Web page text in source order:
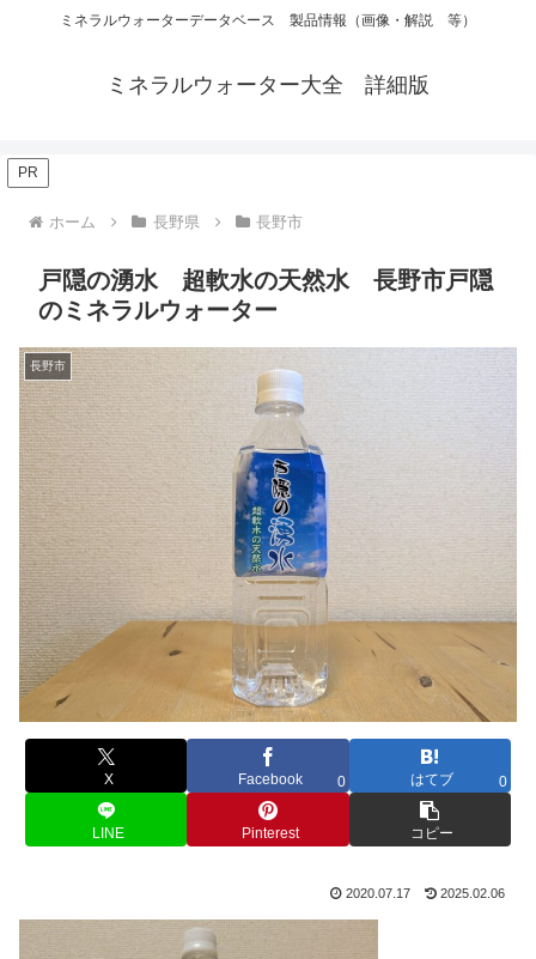
ミネラルウォーターデータベース 製品情報（画像・解説 等）
ミネラルウォーター大全 詳細版
PR
ホーム 長野県 長野市
戸隠の湧水 超軟水の天然水 長野市戸隠
のミネラルウォーター
長野市
X Facebook 0 はてブ 0
LINE Pinterest コピー
2020.07.17 2025.02.06